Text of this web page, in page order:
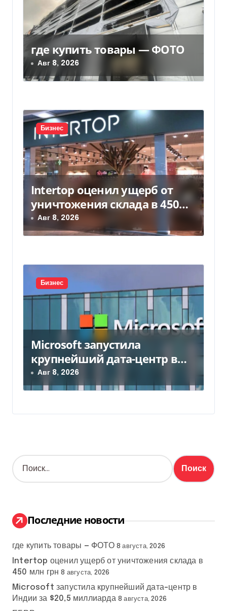
п
о
з
п
и
с
я
м
где купить товары — ФОТО
Авг 8, 2026
Бизнес
Intertop оценил ущерб от
уничтожения склада в 450
млн грн
Авг 8, 2026
Бизнес
Microsoft запустила
крупнейший дата-центр в
Индии за $20,5 миллиарда
Авг 8, 2026
Н
а
:
Последние новости
где купить товары — ФОТО 8 августа, 2026
Intertop оценил ущерб от уничтожения склада в
450 млн грн 8 августа, 2026
Microsoft запустила крупнейший дата-центр в
Индии за $20,5 миллиарда 8 августа, 2026